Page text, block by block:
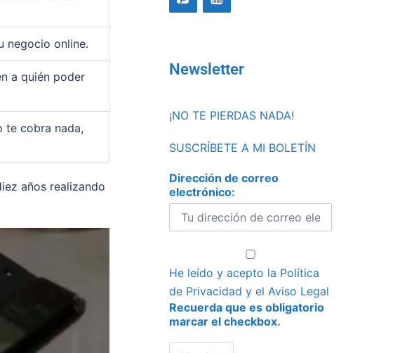
negocio online.
a quién poder
te cobra nada,
años realizando
Newsletter
¡NO TE PIERDAS NADA!
SUSCRÍBETE A MI BOLETÍN
Dirección de correo
electrónico:
He leído y acepto la Política
de Privacidad y el Aviso Legal
Recuerda que es obligatorio
marcar el checkbox.